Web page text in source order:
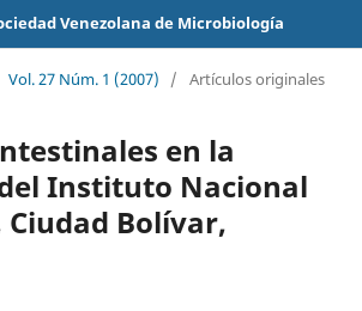
Venezolana de Microbiología
Vol. 27 Núm. 1 (2007) / Artículos originales
en la
Instituto Nacional
Bolívar,